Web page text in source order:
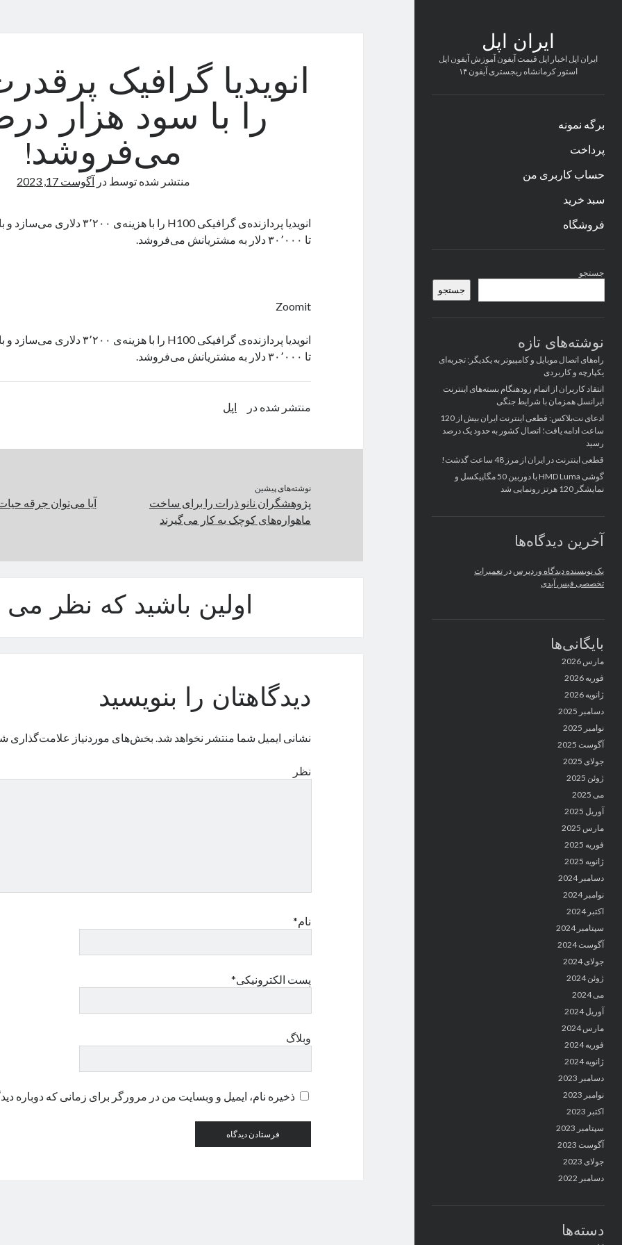
ایران اپل
ایران اپل اخبار اپل قیمت آیفون آموزش آیفون اپل
استور کرمانشاه ریجستری آیفون ۱۴
برگه نمونه
پرداخت
حساب کاربری من
سبد خرید
فروشگاه
کناری
جستجو
جستجو
نوشته‌های تازه
راه‌های اتصال موبایل و کامپیوتر به یکدیگر: تجربه‌ای
یکپارچه و کاربردی
انتقاد کاربران از اتمام زودهنگام بسته‌های اینترنت
ایرانسل همزمان با شرایط جنگی
ادعای نت‌بلاکس: قطعی اینترنت ایران بیش از 120
ساعت ادامه یافت؛ اتصال کشور به حدود یک درصد
رسید
قطعی اینترنت در ایران از مرز 48 ساعت گذشت!
گوشی HMD Luma با دوربین 50 مگاپیکسل و
نمایشگر 120 هرتز رونمایی شد
آخرین دیدگاه‌ها
یک نویسنده دیدگاه وردپرس در تعمیرات
تخصصی فیس آیدی
بایگانی‌ها
مارس 2026
فوریه 2026
ژانویه 2026
دسامبر 2025
نوامبر 2025
آگوست 2025
جولای 2025
ژوئن 2025
می 2025
آوریل 2025
مارس 2025
فوریه 2025
ژانویه 2025
دسامبر 2024
نوامبر 2024
اکتبر 2024
سپتامبر 2024
آگوست 2024
جولای 2024
ژوئن 2024
می 2024
آوریل 2024
مارس 2024
فوریه 2024
ژانویه 2024
دسامبر 2023
نوامبر 2023
اکتبر 2023
سپتامبر 2023
آگوست 2023
جولای 2023
دسامبر 2022
دسته‌ها
را با سود هزار
می‌فروشد!
منتشر شده توسط در آگوست 17, 2023
تا ۳۰٬۰۰۰ دلار به مشتریانش می‌فروشد.
Zoomit
تا ۳۰٬۰۰۰ دلار به مشتریانش می‌فروشد.
منتشر شده در اپل
نوشته‌های پیشین
پژوهشگران نانو ذرات را برای ساخت
ماهواره‌های کوچک به کار می‌گیرند
آیا می‌توان جرقه
اولین باشید که نظر می
دیدگاهتان را بنویسید
نشانی ایمیل شما منتشر نخواهد شد. بخش‌های موردنیاز علامت‌گذاری
نظر
نام*
پست الکترونیکی*
وبلاگ
ذخیره نام، ایمیل و وبسایت من در مرورگر برای زمانی که دوباره